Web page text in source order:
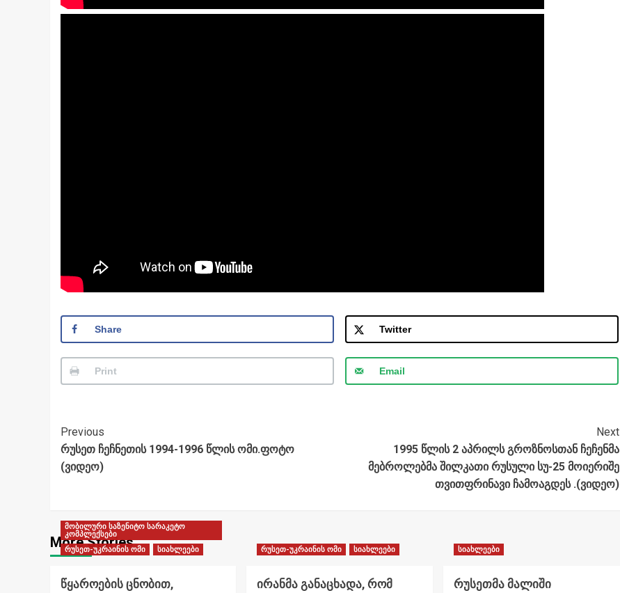
Share Twitter
Print Email
Post
Navigation
Previous
რუსეთ ჩეჩნეთის 1994-1996 წლის ომი.ფოტო
(ვიდეო)
Next
1995 წლის 2 აპრილს გროზნოსთან ჩეჩენმა
მებროლებმა შილკათი რუსული სუ-25 მოიერიშე
თვითფრინავი ჩამოაგდეს .(ვიდეო)
More Stories
მობილური საზენიტო სარაკეტო
კომპლექსები
რუსეთ-უკრაინის ომი
სიახლეები
წყაროების ცნობით,
რუსეთ-უკრაინის ომი სიახლეები
ირანმა განაცხადა, რომ
სიახლეები
რუსეთმა მალიში